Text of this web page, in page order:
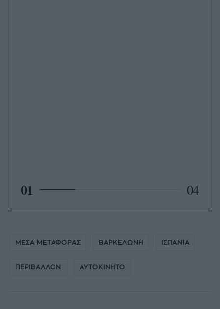
01 04
ΜΕΣΑ ΜΕΤΑΦΟΡΑΣ ΒΑΡΚΕΛΩΝΗ ΙΣΠΑΝΙΑ
ΠΕΡΙΒΑΛΛΟΝ ΑΥΤΟΚΙΝΗΤΟ